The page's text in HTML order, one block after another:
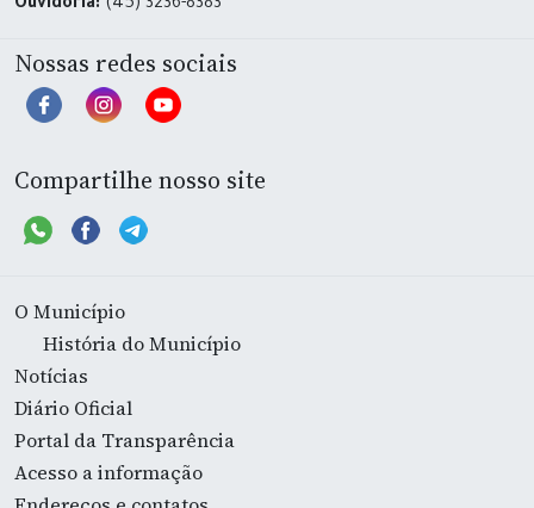
Ouvidoria: (45) 3236-8383
Nossas redes sociais
Compartilhe nosso site
O Município
História do Município
Notícias
Diário Oficial
Portal da Transparência
Acesso a informação